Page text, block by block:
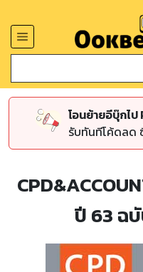
โอนย้ายอีบุ๊กไ
รับทันทีโค้ดลด
ปี 63 ฉบั